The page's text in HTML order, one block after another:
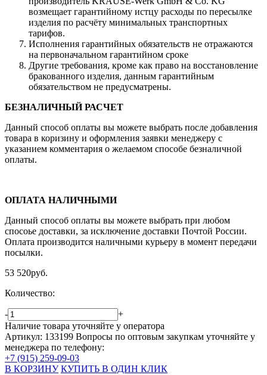
возмещает гарантийному истцу расходы по пересылке
изделия по расчёту минимальных транспортных
тарифов.
Исполнения гарантийных обязательств не отражаются
на первоначальном гарантийном сроке
Другие требования, кроме как право на восстановление
бракованного изделия, данным гарантийным
обязательством не предусматрены.
БЕЗНАЛИЧНЫЙ РАСЧЕТ
Данный способ оплаты вы можете выбрать после добавления
товара в коризину и оформления заявки менеджеру c
указанием комментария о желаемом способе безналичной
оплаты.
ОПЛАТА НАЛИЧНЫМИ
Данный способ оплаты вы можете выбрать при любом
спосоье доставки, за исключение доставки Почтой России.
Оплата производится наличными курьеру в момент передачи
посылки.
53 520руб.
Количество:
-
+
Наличие товара уточняйте у оператора
Артикул: 133199 Вопросы по оптовым закупкам уточняйте у
менеджера по телефону:
+7 (915) 259-09-03
В КОРЗИНУ КУПИТЬ В ОДИН КЛИК